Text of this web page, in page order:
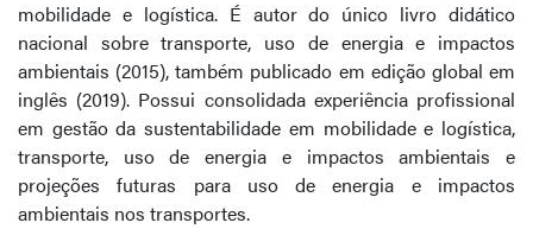
mobilidade e logística. É autor do único livro didático
nacional sobre transporte, uso de energia e impactos
ambientais (2015), também publicado em edição global em
inglês (2019). Possui consolidada experiência profissional
em gestão da sustentabilidade em mobilidade e logística,
transporte, uso de energia e impactos ambientais e
projeções futuras para uso de energia e impactos
ambientais nos transportes.